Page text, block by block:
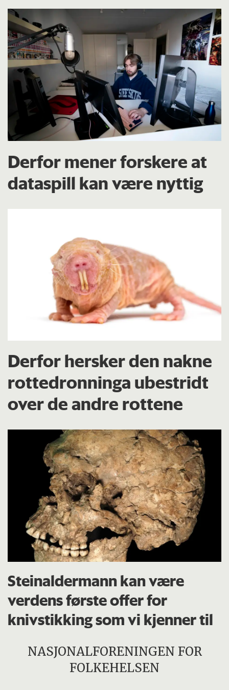
Derfor mener forskere at
dataspill kan være nyttig
Derfor hersker den nakne
rottedronninga ubestridt
over de andre rottene
Steinaldermann kan være
verdens første offer for
knivstikking som vi kjenner til
NASJONALFORENINGEN FOR
FOLKEHELSEN